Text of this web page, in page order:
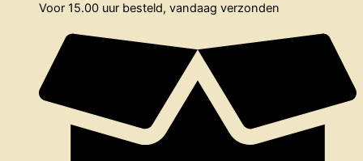
Voor 15.00 uur besteld, vandaag verzonden